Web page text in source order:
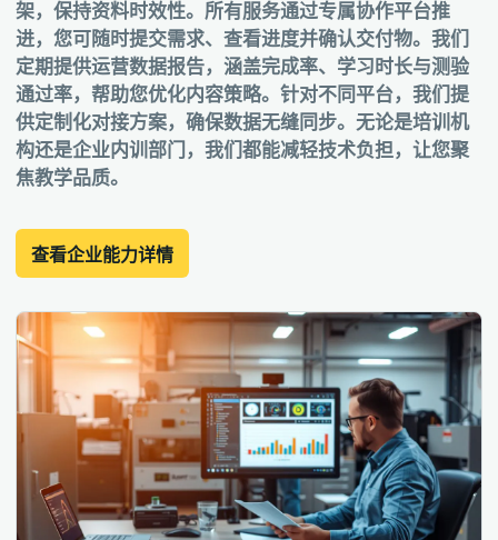
架，保持资料时效性。所有服务通过专属协作平台推
进，您可随时提交需求、查看进度并确认交付物。我们
定期提供运营数据报告，涵盖完成率、学习时长与测验
通过率，帮助您优化内容策略。针对不同平台，我们提
供定制化对接方案，确保数据无缝同步。无论是培训机
构还是企业内训部门，我们都能减轻技术负担，让您聚
焦教学品质。
查看企业能力详情